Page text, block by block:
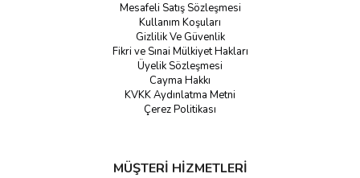
Mesafeli Satış Sözleşmesi
Kullanım Koşuları
Gizlilik Ve Güvenlik
Fikri ve Sınai Mülkiyet Hakları
Üyelik Sözleşmesi
Cayma Hakkı
KVKK Aydınlatma Metni
Çerez Politikası
MÜŞTERİ HİZMETLERİ